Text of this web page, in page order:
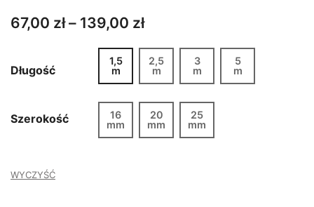
67,00 zł – 139,00 złZakres
od
67,00 zł
do
139,00 zł
Długość
1,5
m
2,5
m
3
m
5
m
Szerokość
16
mm
20
mm
25
mm
WYCZYŚĆ